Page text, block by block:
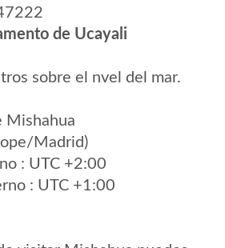
de Ucayali
sobre el nvel del mar.
Mishahua
Madrid)
: UTC +2:00
: UTC +1:00